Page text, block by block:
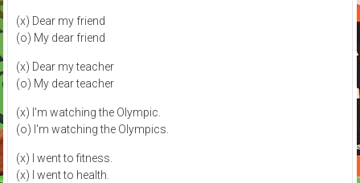
(x) Dear my friend
(o) My dear friend
(x) Dear my teacher
(o) My dear teacher
(x) I'm watching the Olympic.
(o) I'm watching the Olympics.
(x) I went to fitness.
(x) I went to health.